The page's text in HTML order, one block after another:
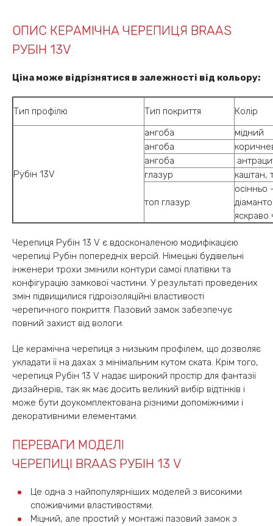
ОПИС КЕРАМІЧНА ЧЕРЕПИЦЯ BRAAS
РУБІН 13V
Ціна може відрізнятися в залежності від кольору:
Тип профілю Тип покриття Колір
Рубін 13V
ангоба
мідний
ангоба
ангоба
глазур
каштан,
топ глазур
осінньо
яскраво
Черепиця Рубін 13 V є вдосконаленою модифікацією
черепиці Рубін попередніх версій. Німецькі будівельні
інженери трохи змінили контури самої платівки та
конфігурацію замкової частини. У результаті проведених
змін підвищилися гідроізоляційні властивості
черепичного покриття. Пазовий замок забезпечує
повний захист від вологи.
Це керамічна черепиця з низьким профілем, що дозволяє
укладати її на дахах з мінімальним кутом ската. Крім того,
черепиця Рубін 13 V надає широкий простір для фантазії
дизайнерів, так як має досить великий вибір відтінків і
може бути доукомплектована різними допоміжними і
декоративними елементами.
ПЕРЕВАГИ МОДЕЛІ
ЧЕРЕПИЦІ BRAAS РУБІН 13 V
Це одна з найпопулярніших моделей з високими
споживчими властивостями.
Міцний, але простий у монтажі пазовий замок з